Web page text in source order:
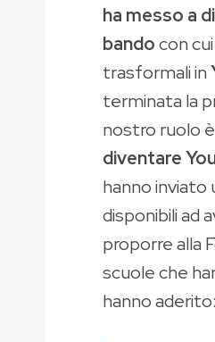
ha messo a
bandocon
trasformali in
terminata la
nostro ruolo
diventare
hanno inviato
disponibili ad
proporre alla
scuole che
hanno